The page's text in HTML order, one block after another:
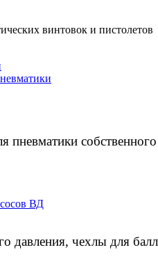
винтовок и пистолетов
пневматики
ВД
давления, чехлы для